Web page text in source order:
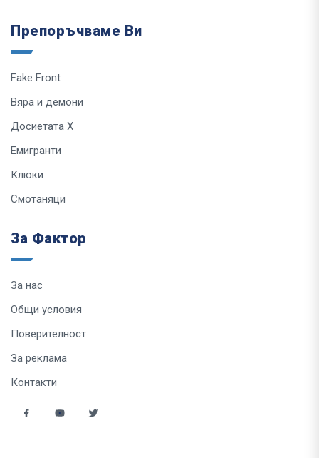
Препоръчваме Ви
Fake Front
Вяра и демони
Досиетата Х
Емигранти
Клюки
Смотаняци
За Фактор
За нас
Общи условия
Поверителност
За реклама
Контакти